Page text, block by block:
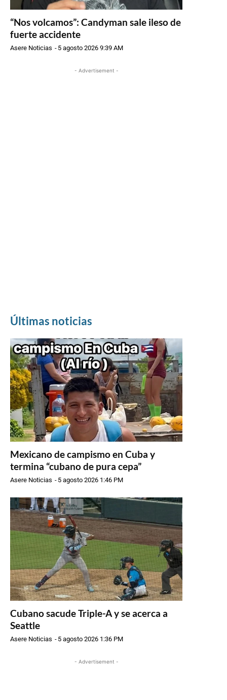
“Nos volcamos”: Candyman sale ileso de
fuerte accidente
Asere Noticias - 5 agosto 2026 9:39 AM
- Advertisement -
Últimas noticias
Mexicano de campismo en Cuba y
termina “cubano de pura cepa”
Asere Noticias - 5 agosto 2026 1:46 PM
Cubano sacude Triple-A y se acerca a
Seattle
Asere Noticias - 5 agosto 2026 1:36 PM
- Advertisement -